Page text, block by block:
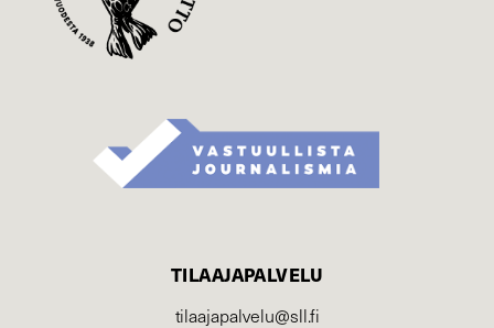
TILAAJAPALVELU
tilaajapalvelu@sll.fi